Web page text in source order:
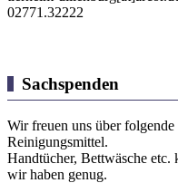
02771.32222
Sachspenden
Wir freuen uns über folgende
Reinigungsmittel.
Handtücher, Bettwäsche
wir haben genug.